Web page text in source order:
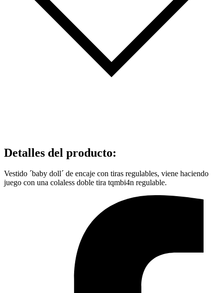
Detalles del producto:
Vestido ´baby doll´ de encaje con tiras regulables, viene haciendo
juego con una colaless doble tira tqmbi4n regulable.